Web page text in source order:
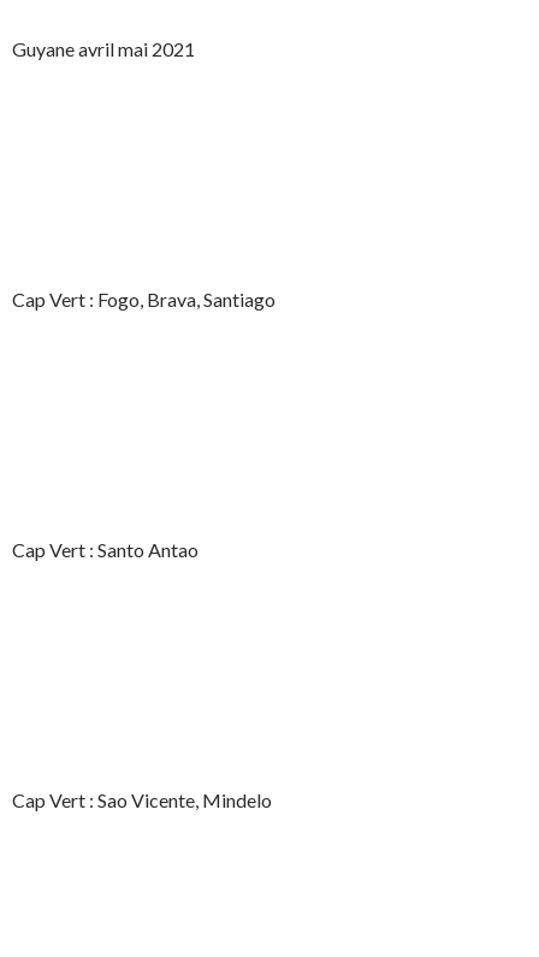
Guyane avril mai 2021
Cap Vert : Fogo, Brava, Santiago
Cap Vert : Santo Antao
Cap Vert : Sao Vicente, Mindelo